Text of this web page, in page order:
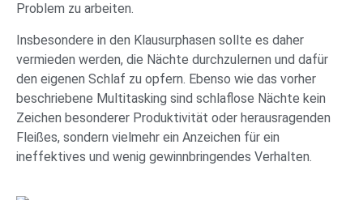
Problem zu arbeiten.
Insbesondere in den Klausurphasen sollte es daher
vermieden werden, die Nächte durchzulernen und dafür
den eigenen Schlaf zu opfern. Ebenso wie das vorher
beschriebene Multitasking sind schlaflose Nächte kein
Zeichen besonderer Produktivität oder herausragenden
Fleißes, sondern vielmehr ein Anzeichen für ein
ineffektives und wenig gewinnbringendes Verhalten.